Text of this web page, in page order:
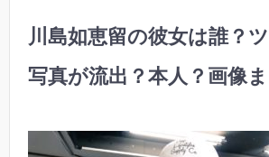
川島如恵留の彼女は誰？
写真が流出？本人？画像